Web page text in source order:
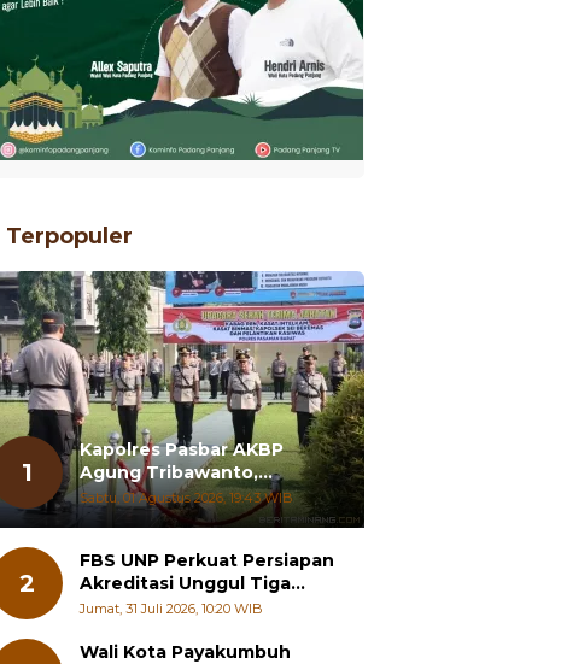
Terpopuler
1
Kapolres Pasbar AKBP
Agung Tribawanto,
Tekankan Peningkatan
Pelayanan dan Sinergi
Sabtu, 01 Agustus 2026, 19:43 WIB
2
FBS UNP Perkuat Persiapan
Akreditasi Unggul Tiga
Program Studi
Jumat, 31 Juli 2026, 10:20 WIB
Wali Kota Payakumbuh